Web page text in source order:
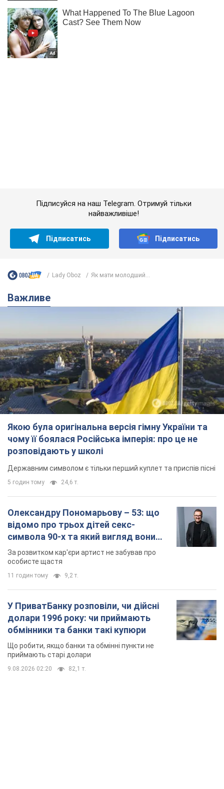
Якою була оригінальна версія гімну України та
чому її боялася Російська імперія: про це не
Державним символом є тільки перший куплет та приспів пісні
5 годин тому 24,6 т.
Олександру Пономарьову – 53: що
відомо про трьох дітей секс-
символа 90-х та який вигляд вони
За розвитком кар'єри артист не забував про
особисте щастя
11 годин тому
У ПриватБанку розповіли, чи дійсні
долари 1996 року: чи приймають
обмінники та банки такі купюри
Що робити, якщо банки та обмінні пункти не
приймають старі долари
9.08.2026 02:20 82,1 т.